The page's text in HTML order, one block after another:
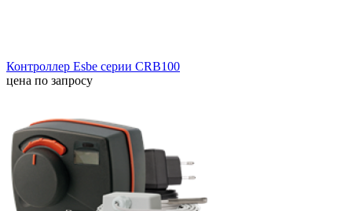
Контроллер Esbe серии CRB100
цена по запросу